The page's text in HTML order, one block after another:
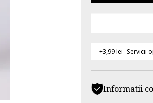
+3,99 lei Servicii
Informatii